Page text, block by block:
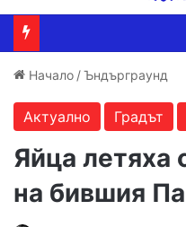
Начало /Ъндърграунд
Актуално Градът
Яйца летяха
на бившия